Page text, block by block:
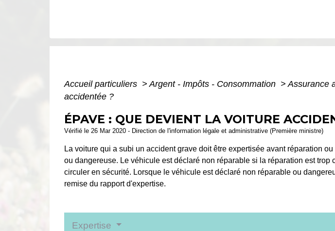
Accueil particuliers > Argent - Impôts - Consommation > Assurance
accidentée ?
ÉPAVE : QUE DEVIENT LA VOITURE
Vérifié le 26 Mar 2020 - Direction de l'information légale et administrative (Première ministre)
La voiture qui a subi un accident grave doit être expertisée avant réparation
ou dangereuse. Le véhicule est déclaré non réparable si la réparation est
circuler en sécurité. Lorsque le véhicule est déclaré non réparable ou
remise du rapport d'expertise.
Expertise